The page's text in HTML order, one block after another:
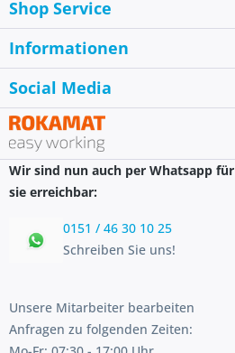
Shop Service
Informationen
Social Media
Wir sind nun auch per Whatsapp für
sie erreichbar:
0151 / 46 30 10 25
Schreiben Sie uns!
Unsere Mitarbeiter bearbeiten
Anfragen zu folgenden Zeiten: